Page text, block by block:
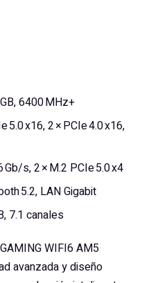
6400 MHz+
5.0 x16, 2 × PCIe 4.0 x16,
Gb/s, 2 × M.2 PCIe 5.0 x4
5.2, LAN Gigabit
7.1 canales
WIFI6 AM5
avanzada y diseño